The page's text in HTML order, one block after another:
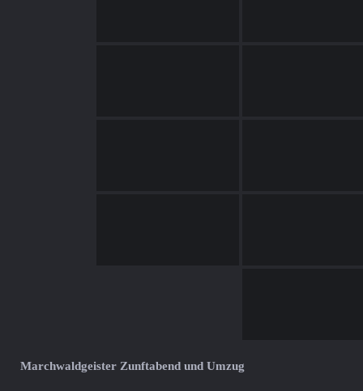
Marchwaldgeister Zunftabend und Umzug